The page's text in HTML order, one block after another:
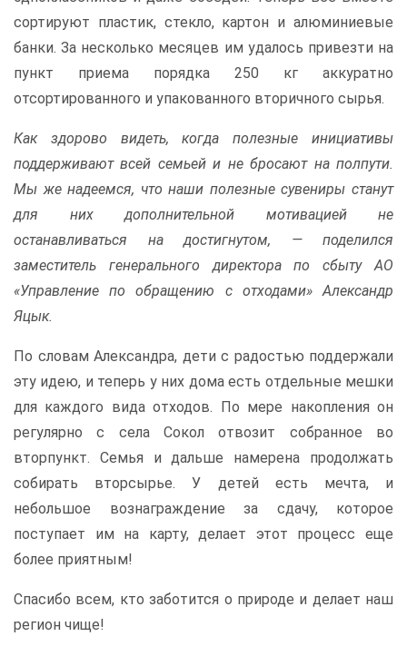
сортируют пластик, стекло, картон и алюминиевые
банки. За несколько месяцев им удалось привезти на
пункт приема порядка 250 кг аккуратно
отсортированного и упакованного вторичного сырья.
Как здорово видеть, когда полезные инициативы
поддерживают всей семьей и не бросают на полпути.
Мы же надеемся, что наши полезные сувениры станут
для них дополнительной мотивацией не
останавливаться на достигнутом, — поделился
заместитель генерального директора по сбыту АО
«Управление по обращению с отходами» Александр
Яцык.
По словам Александра, дети с радостью поддержали
эту идею, и теперь у них дома есть отдельные мешки
для каждого вида отходов. По мере накопления он
регулярно с села Сокол отвозит собранное во
вторпункт. Семья и дальше намерена продолжать
собирать вторсырье. У детей есть мечта, и
небольшое вознаграждение за сдачу, которое
поступает им на карту, делает этот процесс еще
более приятным!
Спасибо всем, кто заботится о природе и делает наш
регион чище!